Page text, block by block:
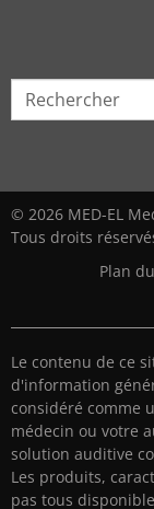
© 2026 MED-EL
Tous droits
Plan
Le contenu de ce
d'information
considéré comme
médecin ou votre
solution auditive
Les produits,
pas tous